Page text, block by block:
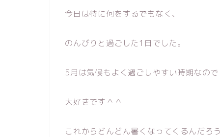
今日は特に何をするでもなく、
のんびりと過ごした1日でした。
5月は気候もよく過ごしやすい時期なので
大好きです＾＾
これからどんどん暑くなってくるんだろ